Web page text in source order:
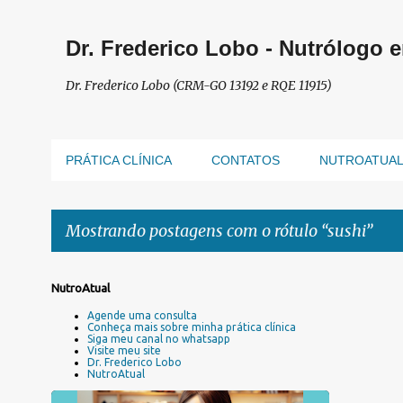
Dr. Frederico Lobo - Nutrólogo
Dr. Frederico Lobo (CRM-GO 13192 e RQE 11915)
PRÁTICA CLÍNICA CONTATOS NUTROATUAL
Mostrando postagens com o rótulo sushi
P
NutroAtual
Agende uma consulta
Conheça mais sobre minha prática clínica
Siga meu canal no whatsapp
Visite meu site
Dr. Frederico Lobo
NutroAtual